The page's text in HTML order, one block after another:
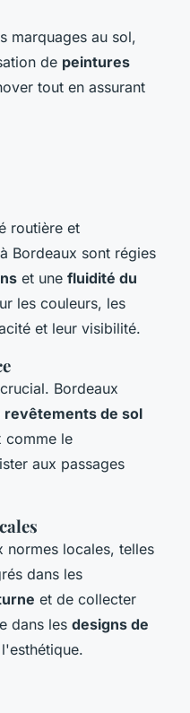
marquages au sol,
de peintures
tout en assurant
routière et
à Bordeaux sont régies
et une fluidité du
les couleurs, les
et leur visibilité.
Bordeaux
revêtements de sol
comme le
aux passages
normes locales, telles
dans les
et de collecter
dans les designs de